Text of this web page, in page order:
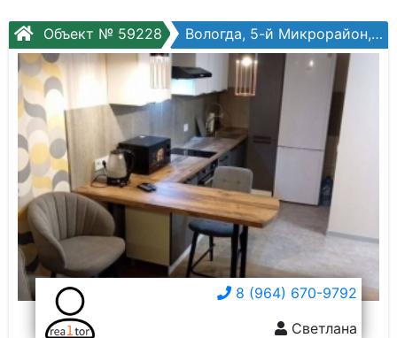
Объект № 59228 Вологда, 5-й Микрорайон, Архангельская ул, №12
8 (964) 670-9792
Светлана